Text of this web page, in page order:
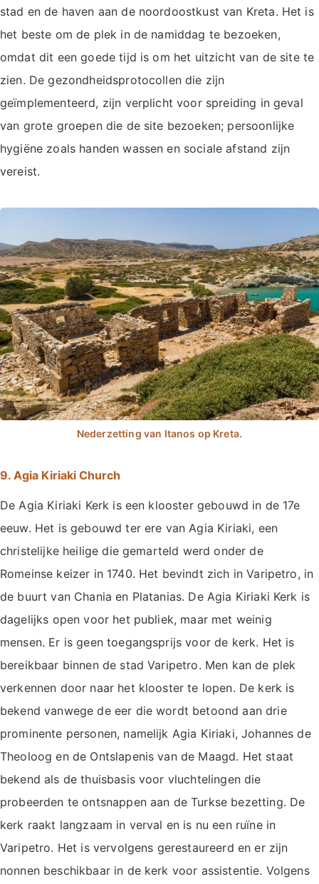
stad en de haven aan de noordoostkust van Kreta. Het is
het beste om de plek in de namiddag te bezoeken,
omdat dit een goede tijd is om het uitzicht van de site te
zien. De gezondheidsprotocollen die zijn
geïmplementeerd, zijn verplicht voor spreiding in geval
van grote groepen die de site bezoeken; persoonlijke
hygiëne zoals handen wassen en sociale afstand zijn
vereist.
9. Agia Kiriaki Church
De Agia Kiriaki Kerk is een klooster gebouwd in de 17e
eeuw. Het is gebouwd ter ere van Agia Kiriaki, een
christelijke heilige die gemarteld werd onder de
Romeinse keizer in 1740. Het bevindt zich in Varipetro, in
de buurt van Chania en Platanias. De Agia Kiriaki Kerk is
dagelijks open voor het publiek, maar met weinig
mensen. Er is geen toegangsprijs voor de kerk. Het is
bereikbaar binnen de stad Varipetro. Men kan de plek
verkennen door naar het klooster te lopen. De kerk is
bekend vanwege de eer die wordt betoond aan drie
prominente personen, namelijk Agia Kiriaki, Johannes de
Theoloog en de Ontslapenis van de Maagd. Het staat
bekend als de thuisbasis voor vluchtelingen die
probeerden te ontsnappen aan de Turkse bezetting. De
kerk raakt langzaam in verval en is nu een ruïne in
Varipetro. Het is vervolgens gerestaureerd en er zijn
nonnen beschikbaar in de kerk voor assistentie. Volgens